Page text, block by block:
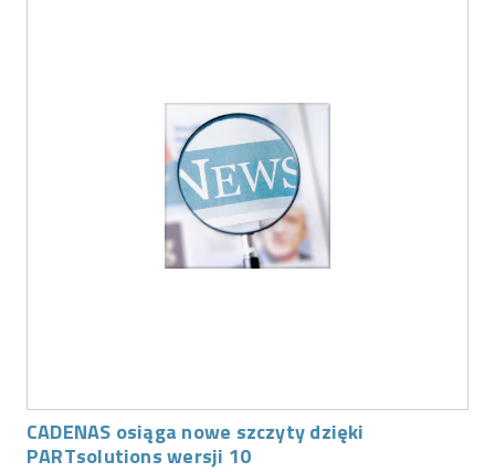
CADENAS osiąga nowe szczyty dzięki
PARTsolutions wersji 10